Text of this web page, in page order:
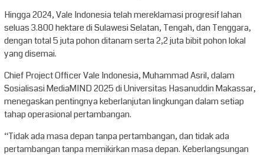
Hingga 2024, Vale Indonesia telah mereklamasi progresif lahan
seluas 3.800 hektare di Sulawesi Selatan, Tengah, dan Tenggara,
dengan total 5 juta pohon ditanam serta 2,2 juta bibit pohon lokal
yang disemai.
Chief Project Officer Vale Indonesia, Muhammad Asril, dalam
Sosialisasi MediaMIND 2025 di Universitas Hasanuddin Makassar,
menegaskan pentingnya keberlanjutan lingkungan dalam setiap
tahap operasional pertambangan.
“Tidak ada masa depan tanpa pertambangan, dan tidak ada
pertambangan tanpa memikirkan masa depan. Keberlangsungan